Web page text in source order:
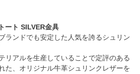
ト SILVER金具
ランドでも安定した人気を誇るシュリン
リアルを生産していることで定評のある
た、オリジナル牛革シュリンクレザーを